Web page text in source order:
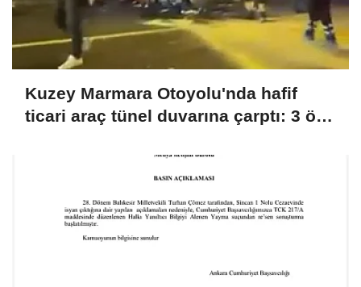
Kuzey Marmara Otoyolu'nda hafif
ticari araç tünel duvarına çarptı: 3 ölü,